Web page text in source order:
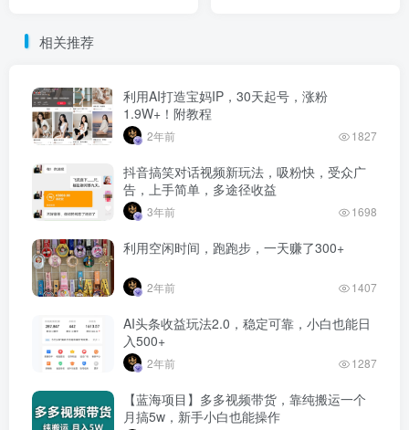
相关推荐
利用AI打造宝妈IP，30天起号，涨粉
1.9W+！附教程
2年前 1827
抖音搞笑对话视频新玩法，吸粉快，受众广
告，上手简单，多途径收益
3年前 1698
利用空闲时间，跑跑步，一天赚了300+
2年前 1407
AI头条收益玩法2.0，稳定可靠，小白也能日
入500+
2年前 1287
【蓝海项目】多多视频带货，靠纯搬运一个
月搞5w，新手小白也能操作